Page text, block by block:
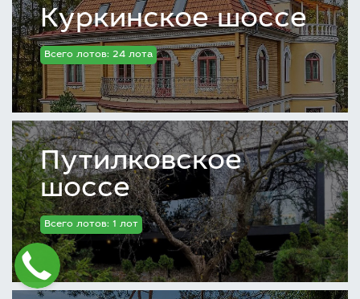
Куркинское шоссе
Всего лотов: 24 лота
Путилковское
шоссе
Всего лотов: 1 лот